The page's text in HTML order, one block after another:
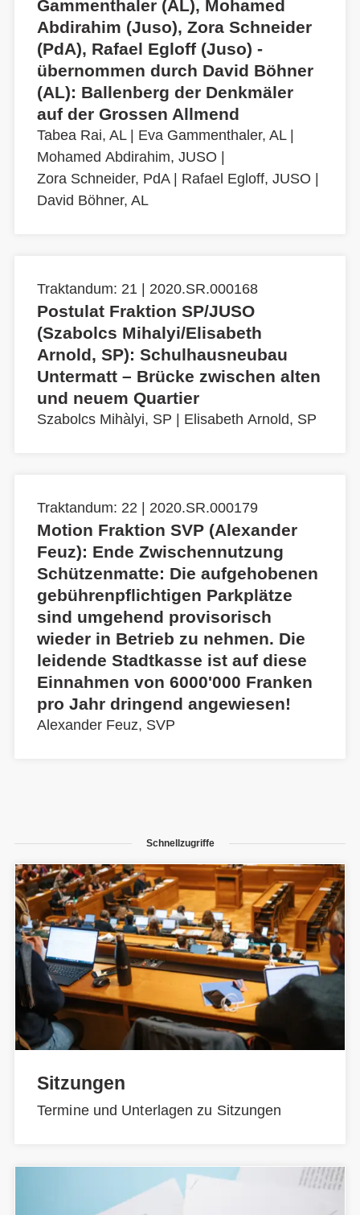
Gammenthaler (AL), Mohamed
Abdirahim (Juso), Zora Schneider
(PdA), Rafael Egloff (Juso) -
übernommen durch David Böhner
(AL): Ballenberg der Denkmäler
auf der Grossen Allmend
Tabea Rai, AL| Eva Gammenthaler, AL|
Mohamed Abdirahim, JUSO
Zora Schneider, PdA| Rafael Egloff, JUSO
David Böhner, AL
Traktandum: 21 | 2020.SR.000168
Postulat Fraktion SP/JUSO
(Szabolcs Mihalyi/Elisabeth
Arnold, SP): Schulhausneubau
Untermatt – Brücke zwischen alten
und neuem Quartier
Szabolcs Mihàlyi, SP Elisabeth Arnold, SP
Traktandum: 22 | 2020.SR.000179
Motion Fraktion SVP (Alexander
Feuz): Ende Zwischennutzung
Schützenmatte: Die aufgehobenen
gebührenpflichtigen Parkplätze
sind umgehend provisorisch
wieder in Betrieb zu nehmen. Die
leidende Stadtkasse ist auf diese
Einnahmen von 6000'000 Franken
pro Jahr dringend angewiesen!
Alexander Feuz, SVP
Schnellzugriffe
Sitzungen
Termine und Unterlagen zu Sitzungen